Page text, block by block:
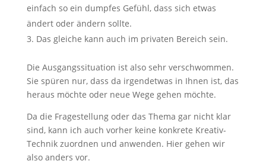
einfach so ein dumpfes Gefühl, dass sich etwas
ändert oder ändern sollte.
Das gleiche kann auch im privaten Bereich sein.
Die Ausgangssituation ist also sehr verschwommen.
Sie spüren nur, dass da irgendetwas in Ihnen ist, das
heraus möchte oder neue Wege gehen möchte.
Da die Fragestellung oder das Thema gar nicht klar
sind, kann ich auch vorher keine konkrete Kreativ-
Technik zuordnen und anwenden. Hier gehen wir
also anders vor.